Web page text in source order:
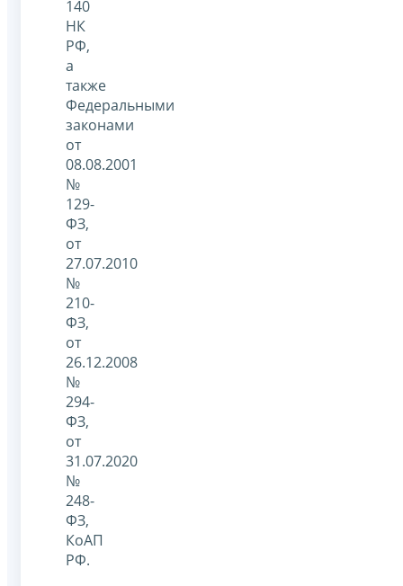
140
НК
РФ,
а
также
Федеральными
законами
от
08.08.2001
№
129-
ФЗ,
от
27.07.2010
№
210-
ФЗ,
от
26.12.2008
№
294-
ФЗ,
от
31.07.2020
№
248-
ФЗ,
КоАП
РФ.